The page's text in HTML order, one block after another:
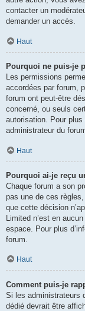
contacter un
demander un accès.
Haut
Pourquoi ne puis-je
Les permissions
accordées par forum,
forum ont peut-être
concerné, ou seuls
autorisation. Pour
administrateur du
Haut
Pourquoi ai-je reçu
Chaque forum a son
pas une de ces
que cette décision
Limited n’est en
espace. Pour plus
forum.
Haut
Comment puis-je
Si les administrateurs
dédié devrait être